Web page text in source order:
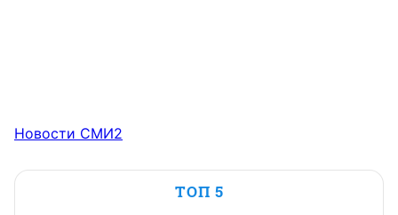
Новости СМИ2
ТОП 5